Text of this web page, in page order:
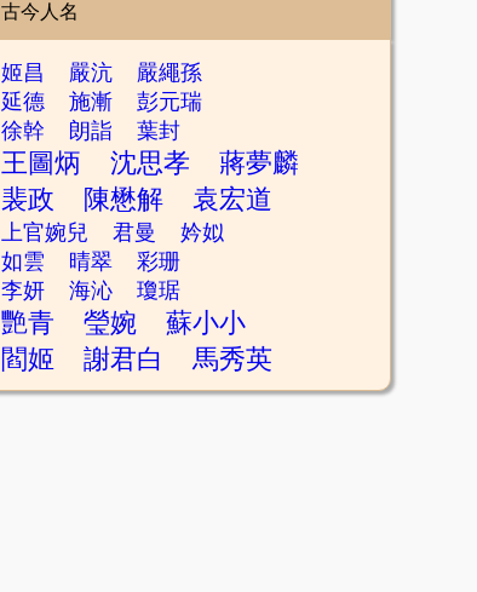
古今人名
姬昌 嚴沆
嚴繩孫
延德
施漸
彭元瑞
徐幹
朗詣 葉封
王圖炳 沈思孝
蔣夢麟
裴政
陳懋解 袁宏道
上官婉兒 君曼
妗姒
如雲
晴翠
彩珊
李妍
海沁 瓊琚
艷青 瑩婉
蘇小小
閻姬
謝君白 馬秀英